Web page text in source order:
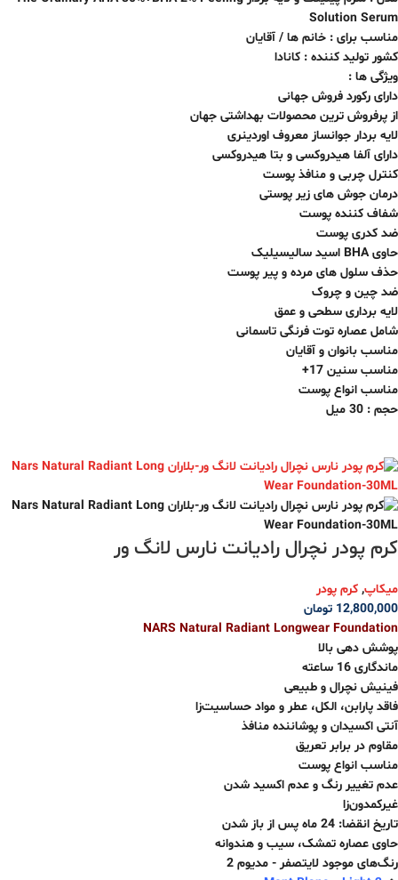
Solution Serum
مناسب برای : خانم ها / آقایان
کشور تولید کننده : کانادا
ویژگی ها :
دارای رکورد فروش جهانی
از پرفروش ترین محصولات بهداشتی جهان
لایه بردار جوانساز معروف اوردینری
دارای آلفا هیدروکسی و بتا هیدروکسی
کنترل چربی و منافذ پوست
درمان جوش های زیر پوستی
شفاف کننده پوست
ضد کدری پوست
حاوی BHA اسید سالیسیلیک
حذف سلول های مرده و پیر پوست
ضد چین و چروک
لایه برداری سطحی و عمق
شامل عصاره توت فرنگی تاسمانی
مناسب بانوان و آقایان
مناسب سنین 17+
مناسب انواع‌‌ پوست
حجم : 30 میل
کرم پودر نچرال رادیانت نارس لانگ ور
میکاپ, کرم پودر
12,800,000 تومان
NARS Natural Radiant Longwear Foundation
پوشش‌ دهی بالا
ماندگاری 16 ساعته
فینیش نچرال و طبیعی
فاقد پارابن، الکل، عطر و مواد حساسیت‌زا
آنتی اکسیدان و پوشاننده منافذ
مقاوم در برابر تعریق
مناسب انواع پوست
عدم تغییر رنگ و عدم اکسید شدن
غیرکمدون‌زا
تاریخ انقضا: 24 ماه پس از باز شدن
حاوی عصاره تمشک، سیب و هندوانه
رنگ‌های موجود لایتصفر - مدیوم 2